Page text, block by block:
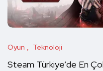
Oyun Teknoloji
Steam Türkiye’de En